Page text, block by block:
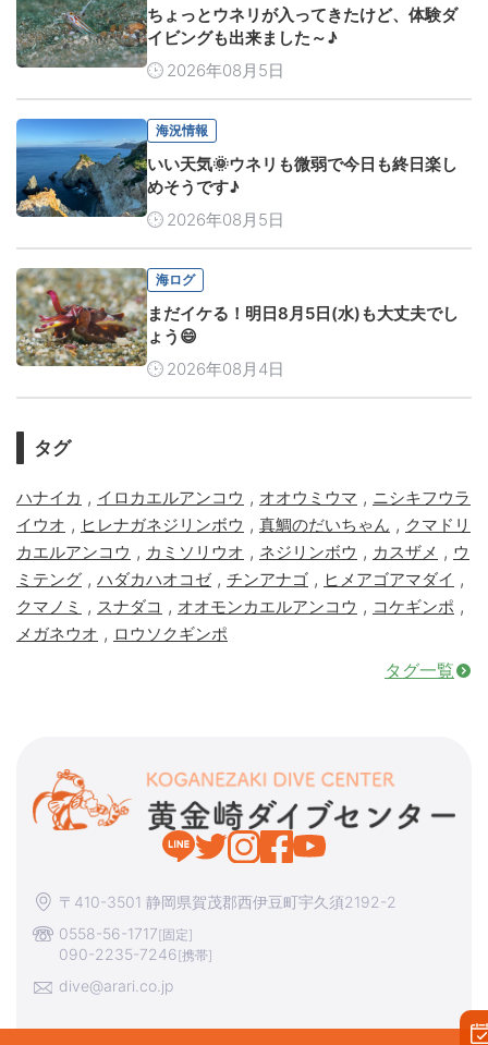
ちょっとウネリが入ってきたけど、体験ダ
イビングも出来ました～♪
2026年08月5日
海況情報
いい天気🌞ウネリも微弱で今日も終日楽し
めそうです♪
2026年08月5日
海ログ
まだイケる！明日8月5日(水)も大丈夫でし
ょう😄
2026年08月4日
タグ
ハナイカ , イロカエルアンコウ , オオウミウマ , ニシキフウラ
イウオ , ヒレナガネジリンボウ , 真鯛のだいちゃん , クマドリ
カエルアンコウ , カミソリウオ , ネジリンボウ , カスザメ , ウ
ミテング , ハダカハオコゼ, チンアナゴ , ヒメアゴアマダイ ,
クマノミ , スナダコ , オオモンカエルアンコウ , コケギンポ ,
メガネウオ , ロウソクギンポ
タグ一覧
〒410-3501 静岡県賀茂郡西伊豆町宇久須2192-2
0558-56-1717[固定]
090-2235-7246[携帯]
dive@arari.co.jp